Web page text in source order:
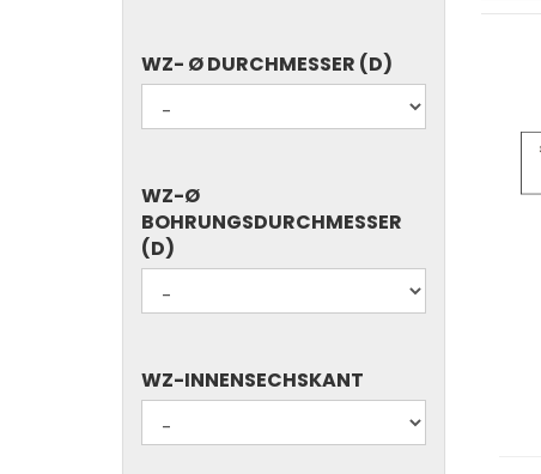
WZ-
Ø
DURCHMESSER
WZ- Ø DURCHMESSER (D)
WZ-
Ø
BOHRUNGSDURCHMESSER
(D)
WZ-Ø
BOHRUNGSDURCHMESSER
(D)
WZ-
INNENSECHSKANT
WZ-INNENSECHSKANT